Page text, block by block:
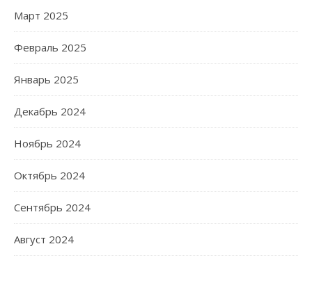
Март 2025
Февраль 2025
Январь 2025
Декабрь 2024
Ноябрь 2024
Октябрь 2024
Сентябрь 2024
Август 2024